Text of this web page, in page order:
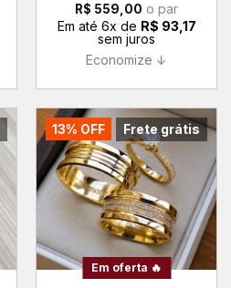
R$ 559,00 o par
Em até 6x de R$ 93,17
sem juros
Economize ↓
Frete grátis
13% OFF
Em oferta 🔥